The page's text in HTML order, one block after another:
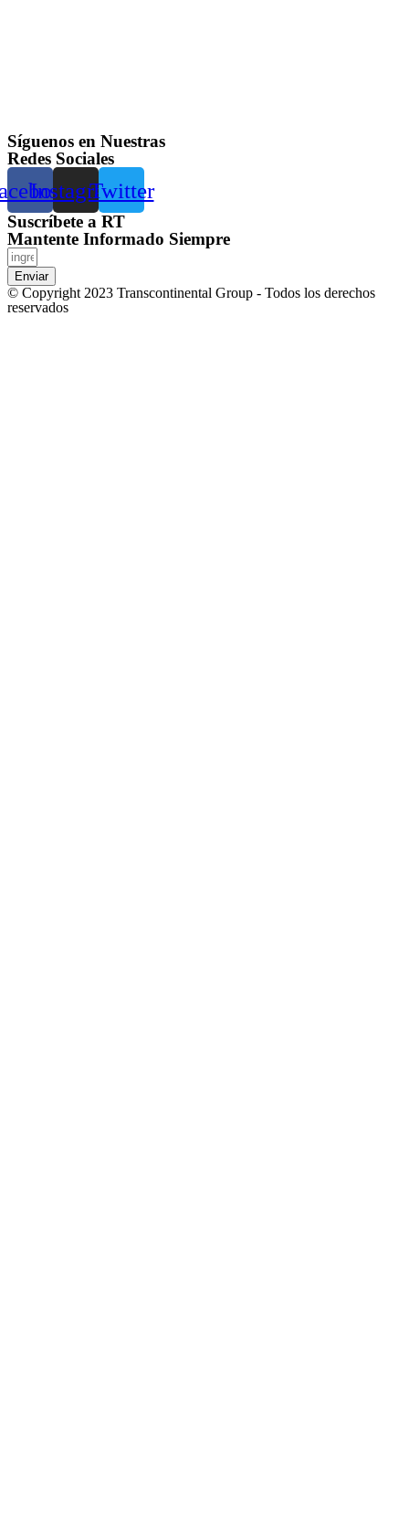
Síguenos en Nuestras
Redes Sociales
InstagramTwitter
Suscríbete a RT
Mantente Informado Siempre
Enviar
© Copyright 2023 Transcontinental Group - Todos los derechos
reservados